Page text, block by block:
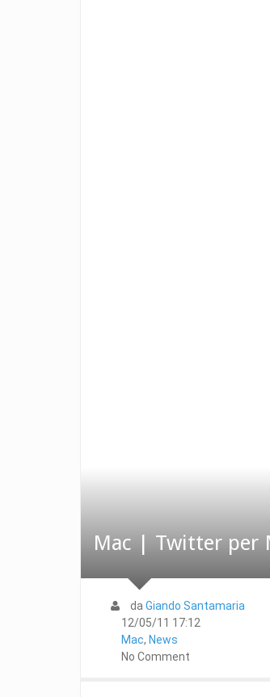
Mac | Twitter per
daGiando Santamaria
12/05/11 17:12
Mac, News
No Comment